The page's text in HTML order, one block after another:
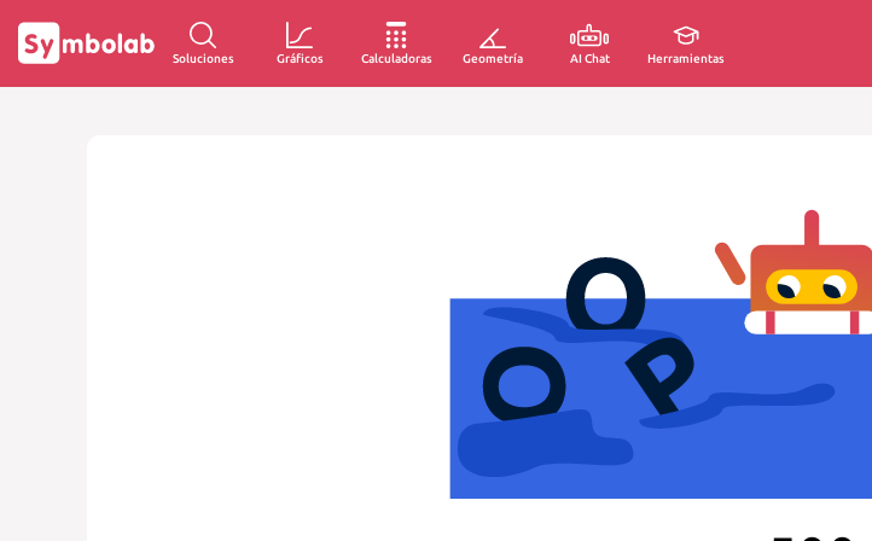
Soluciones Gráficos Calculadoras Geometría AI Chat Herramientas